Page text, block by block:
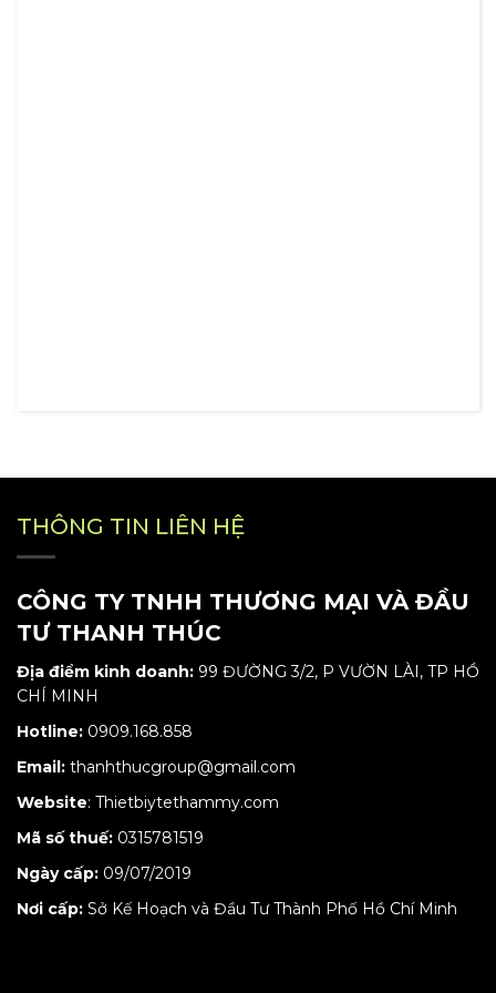
THÔNG TIN LIÊN HỆ
CÔNG TY TNHH THƯƠNG MẠI VÀ ĐẦU
TƯ THANH THÚC
Địa điểm kinh doanh: 99 ĐƯỜNG 3/2, P VƯỜN LÀI, TP HỒ
CHÍ MINH
Hotline: 0909.168.858
Email: thanhthucgroup@gmail.com
Website: Thietbiytethammy.com
Mã số thuế: 0315781519
Ngày cấp: 09/07/2019
Nơi cấp: Sở Kế Hoạch và Đầu Tư Thành Phố Hồ Chí Minh